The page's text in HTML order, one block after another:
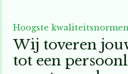
Hoogste kwaliteitsnormen
Wij toveren
tot een